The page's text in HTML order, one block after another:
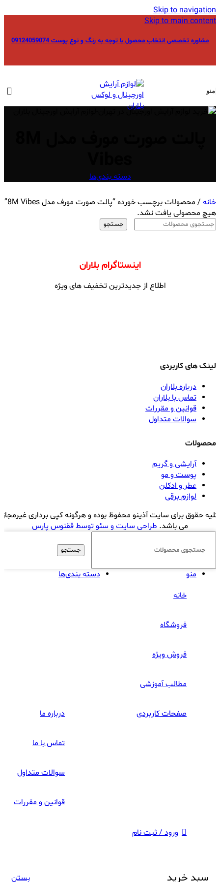
Skip to navigation
Skip to main content
مشاوره تخصصی انتخاب محصول با توجه به رنگ و نوع پوست 09124059074
منو
دسته بندی‌ها
خانه/ محصولات برچسب خورده “پالت صورت مورف مدل 8M Vibes”
هیچ محصولی یافت نشد.
جستجو
اینستاگرام بلاران
اطلاع از جدیدترین تخفیف های ویژه
لینک های کاربردی
درباره بلاران
تماس با بلاران
قوانین و مقررات
سوالات متداول
محصولات
آرایشی و گریم
پوست و مو
عطر و ادکلن
لوازم برقی
کلیه حقوق برای سایت آذینو محفوظ بوده و هرگونه کپی برداری غیرمجاز
می باشد. طراحی سایت و سئو توسط ققنوس پارس
جستجو
منو
دسته بندی‌ها
خانه
فروشگاه
فروش ویژه
مطالب آموزشی
صفحات کاربردی درباره ما
تماس با ما
سوالات متداول
قوانین و مقررات
ورود / ثبت نام
سبد خرید بستن